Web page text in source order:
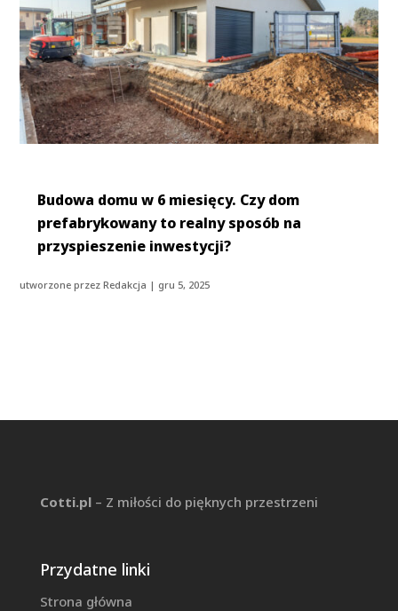
Budowa domu w 6 miesięcy. Czy dom
prefabrykowany to realny sposób na
przyspieszenie inwestycji?
utworzone przezRedakcja | gru 5, 2025
Cotti.pl– Z miłości do pięknych przestrzeni
Przydatne linki
Strona główna